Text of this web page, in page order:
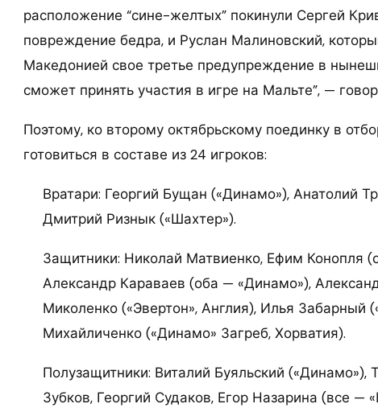
расположение “сине-желтых” покинули Сергей
повреждение бедра, и Руслан Малиновский,
Македонией свое третье предупреждение в
сможет принять участия в игре на Мальте”, —
Поэтому, ко второму октябрьскому поединку в
готовиться в составе из 24 игроков:
Вратари: Георгий Бущан («Динамо»), Анатолий
Дмитрий Ризнык («Шахтер»).
Защитники: Николай Матвиенко, Ефим Конопля
Александр Караваев (оба — «Динамо»),
Миколенко («Эвертон», Англия), Илья Забарный
Михайличенко («Динамо» Загреб, Хорватия).
Полузащитники: Виталий Буяльский («Динамо»),
Зубков, Георгий Судаков, Егор Назарина (все —